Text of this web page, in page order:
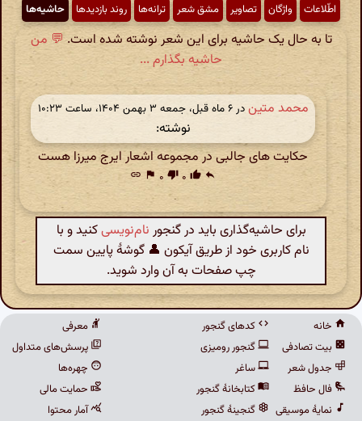
اطّلاعات واژگان تصاویر مشق شعر ترانه‌ها روند بازدیدها حاشیه‌ها
تا به حال یک حاشیه برای این شعر نوشته شده است.💬 من
حاشیه بگذارم ...
محمد متین در ‫۶ ماه قبل، جمعه ۳ بهمن ۱۴۰۴، ساعت ۱۰:۲۳
نوشته:
حکایت های جالبی در مجموعه اشعار ایرج میرزا هست
reply
thumb_up ۰ thumb_down ۰ flag
link
برای حاشیه‌گذاری باید در گنجور نام‌نویسیکنید و با
نام کاربری خود از طریق آیکون 👤 گوشهٔ پایین سمت
چپ صفحات به آن وارد شوید.
خانه
بیت تصادفی
جدول شعر
فال حافظ
نمایهٔ موسیقی
کدهای گنجور
گنجور رومیزی
ساغر
کتابخانهٔ گنجور
گنجینهٔ گنجور
معرفی
پرسش‌های متداول
چهره‌ها
حمایت مالی
آمار محتوا